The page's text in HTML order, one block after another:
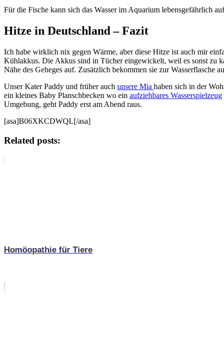
Für die Fische kann sich das Wasser im Aquarium lebensgefährlich
Hitze in Deutschland – Fazit
Ich habe wirklich nix gegen Wärme, aber diese Hitze ist auch mir
Kühlakkus. Die Akkus sind in Tücher eingewickelt, weil es sonst zu
Nähe des Geheges auf. Zusätzlich bekommen sie zur Wasserflasche
Unser Kater Paddy und früher auch unsere Mia haben sich in der
ein kleines Baby Planschbecken wo ein aufziehbares Wasserspielzeug
Umgebung, geht Paddy erst am Abend raus.
[asa]B06XKCDWQL[/asa]
Related posts:
Homöopathie für Tiere